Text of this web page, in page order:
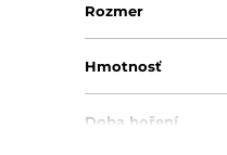
Rozmer
Hmotnosť
Doba hoření